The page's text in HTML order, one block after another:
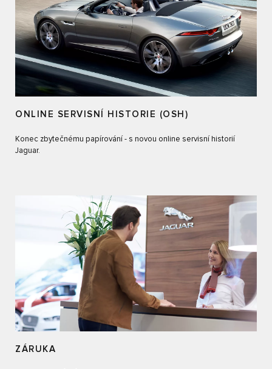
ONLINE SERVISNÍ HISTORIE (OSH)
Konec zbytečnému papírování - s novou online servisní historií
Jaguar.
ZÁRUKA